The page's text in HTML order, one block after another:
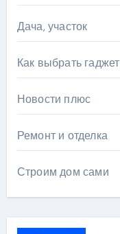
Дача, участок
Как выбрать гаджет
Новости плюс
Ремонт и отделка
Строим дом сами